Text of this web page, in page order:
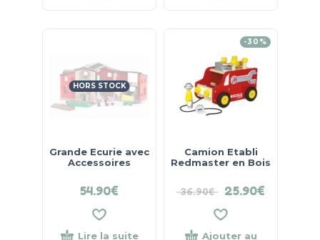
HORS STOCK
Grande Ecurie avec
Accessoires
54.90€
Lire la suite
-30%
Camion Etabli
Redmaster en Bois
36.90€ 25.90€
Ajouter au